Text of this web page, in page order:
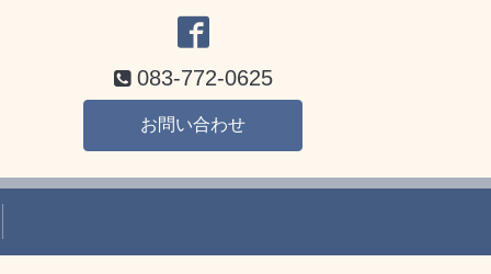
083-772-0625
お問い合わせ